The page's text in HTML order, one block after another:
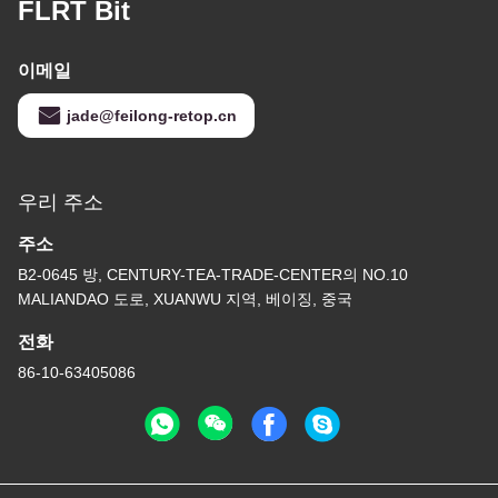
FLRT Bit
이메일
jade@feilong-retop.cn
우리 주소
주소
B2-0645 방, CENTURY-TEA-TRADE-CENTER의 NO.10
MALIANDAO 도로, XUANWU 지역, 베이징, 중국
전화
86-10-63405086